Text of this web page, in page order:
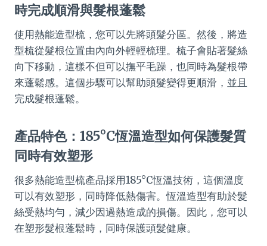
時完成順滑與髮根蓬鬆
使用熱能造型梳，您可以先將頭髮分區。然後，將造
型梳從髮根位置由內向外輕輕梳理。梳子會貼著髮絲
向下移動，這樣不但可以撫平毛躁，也同時為髮根帶
來蓬鬆感。這個步驟可以幫助頭髮變得更順滑，並且
完成髮根蓬鬆。
產品特色：185°C恆溫造型如何保護髮質
同時有效塑形
很多熱能造型梳產品採用185°C恆溫技術，這個溫度
可以有效塑形，同時降低熱傷害。恆溫造型有助於髮
絲受熱均勻，減少因過熱造成的損傷。因此，您可以
在塑形髮根蓬鬆時，同時保護頭髮健康。